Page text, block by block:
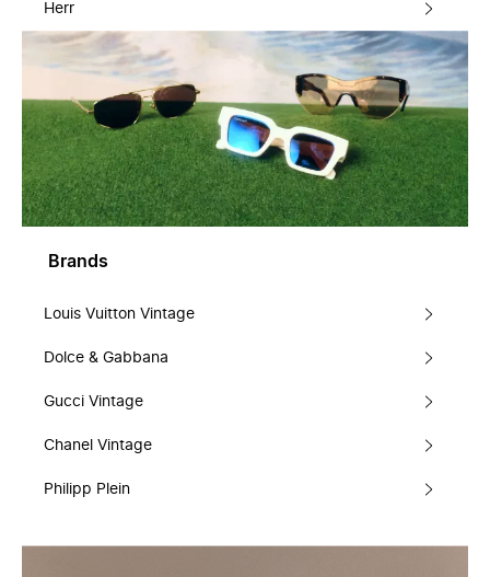
Herr
Brands
Louis Vuitton Vintage
Dolce & Gabbana
Gucci Vintage
Chanel Vintage
Philipp Plein